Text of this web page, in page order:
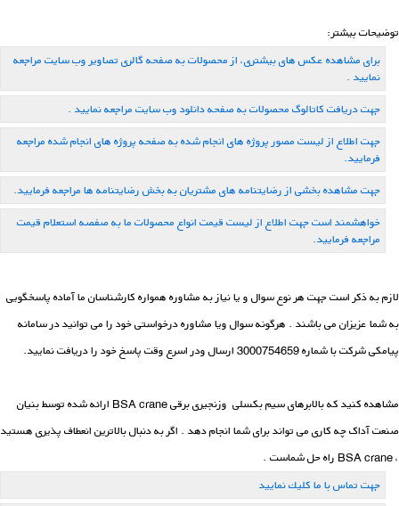
توضیحات بیشتر:
برای مشاهده عکس های بیشتری، از محصولات به صفحه گالری تصاویر وب سایت مراجعه
نمایید .
جهت دریافت کاتالوگ محصولات به صفحه دانلود وب سایت مراجعه نمایید .
جهت اطلاع از لیست مصور پروژه های انجام شده به صفحه پروژه های انجام شده مراجعه
فرمایید.
جهت مشاهده بخشی از رضایتنامه های مشتریان به بخش رضایتنامه ها مراجعه فرمایید.
خواهشمند است جهت اطلاع از لیست قیمت انواع محصولات ما به صفصه استعلام قیمت
مراجعه فرمایید.
لازم به ذکر است جهت هر نوع سوال و یا نیاز به مشاوره همواره کارشناسان ما آماده پاسخگویی
به شما عزیزان می باشند . هرگونه سوال ویا مشاوره درخواستی خود را می توانید در سامانه
پیامكی شركت با شماره 3000754659 ارسال ودر اسرع وقت پاسخ خود را دریافت نمایید.
مشاهده کنید که بالابرهای سیم بکسلی وزنجیری برقی BSA crane ارائه شده توسط بنیان
صنعت آداک چه کاری می تواند برای شما انجام دهد . اگر به دنبال بالاترین انعطاف پذیری هستید
، BSA crane راه حل شماست .
جهت تماس با ما كلیك نمایید